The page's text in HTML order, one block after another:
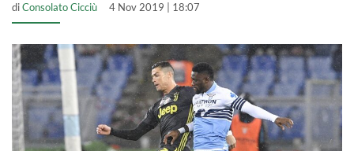
diConsolato Cicciù 4 Nov 2019 | 18:07